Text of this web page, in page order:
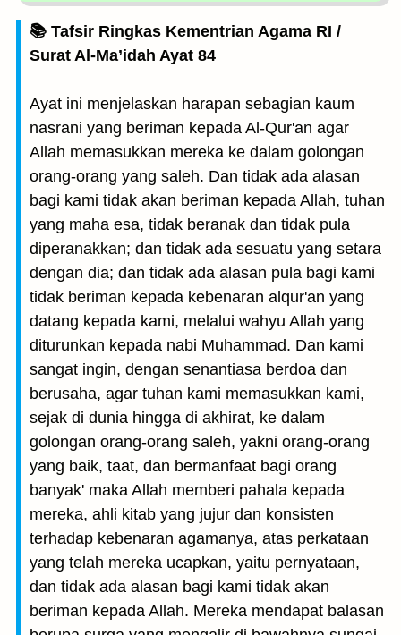
📚 Tafsir Ringkas Kementrian Agama RI /
Surat Al-Ma’idah Ayat 84
Ayat ini menjelaskan harapan sebagian kaum
nasrani yang beriman kepada Al-Qur'an agar
Allah memasukkan mereka ke dalam golongan
orang-orang yang saleh. Dan tidak ada alasan
bagi kami tidak akan beriman kepada Allah, tuhan
yang maha esa, tidak beranak dan tidak pula
diperanakkan; dan tidak ada sesuatu yang setara
dengan dia; dan tidak ada alasan pula bagi kami
tidak beriman kepada kebenaran alqur'an yang
datang kepada kami, melalui wahyu Allah yang
diturunkan kepada nabi Muhammad. Dan kami
sangat ingin, dengan senantiasa berdoa dan
berusaha, agar tuhan kami memasukkan kami,
sejak di dunia hingga di akhirat, ke dalam
golongan orang-orang saleh, yakni orang-orang
yang baik, taat, dan bermanfaat bagi orang
banyak' maka Allah memberi pahala kepada
mereka, ahli kitab yang jujur dan konsisten
terhadap kebenaran agamanya, atas perkataan
yang telah mereka ucapkan, yaitu pernyataan,
dan tidak ada alasan bagi kami tidak akan
beriman kepada Allah. Mereka mendapat balasan